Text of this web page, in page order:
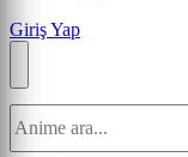
Giriş Yap